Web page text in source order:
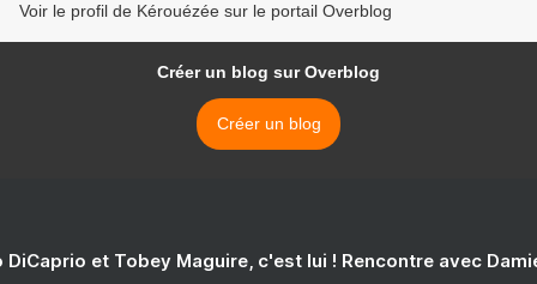
Voir le profil de Kérouézée sur le portail Overblog
Créer un blog sur Overblog
Créer un blog
DiCaprio et Tobey Maguire, c'est lui ! Rencontre avec